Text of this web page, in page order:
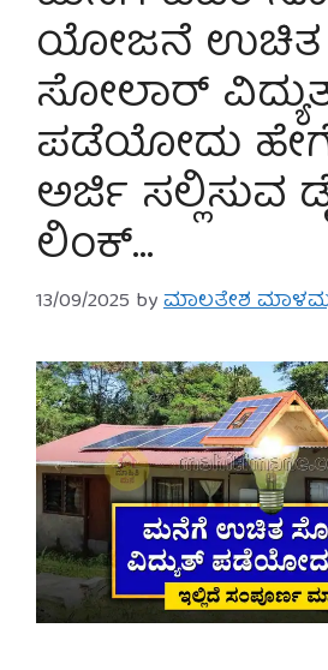
ಯೋಜನೆ ಉಚಿತ
ಸೋಲಾರ್
ಪಡೆಯೋದು
ಅರ್ಜಿ ಸಲ್ಲಿಸುವ
ಲಿಂಕ್…
13/09/2025 byಮಾಲತೇಶ